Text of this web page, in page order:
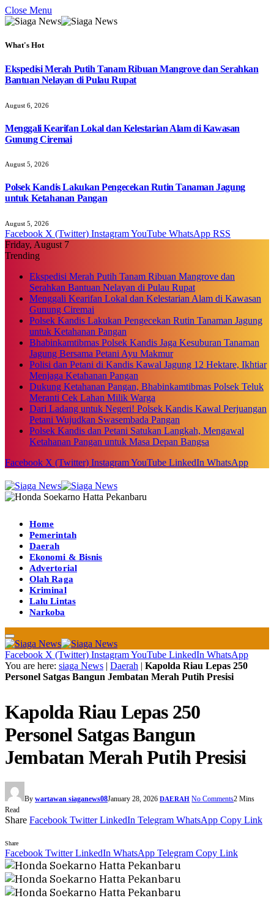
Close Menu
What's Hot
Ekspedisi Merah Putih Tanam Ribuan Mangrove dan Serahkan
Bantuan Nelayan di Pulau Rupat
August 6, 2026
Menggali Kearifan Lokal dan Kelestarian Alam di Kawasan
Gunung Ciremai
August 5, 2026
Polsek Kandis Lakukan Pengecekan Rutin Tanaman Jagung
untuk Ketahanan Pangan
August 5, 2026
Facebook X (Twitter) InstagramYouTube WhatsApp RSS
Friday, August 7
Trending
Ekspedisi Merah Putih Tanam Ribuan Mangrove dan
Serahkan Bantuan Nelayan di Pulau Rupat
Menggali Kearifan Lokal dan Kelestarian Alam di Kawasan
Gunung Ciremai
Polsek Kandis Lakukan Pengecekan Rutin Tanaman Jagung
untuk Ketahanan Pangan
Bhabinkamtibmas Polsek Kandis Jaga Kesuburan Tanaman
Jagung Bersama Petani Ayu Makmur
Polisi dan Petani di Kandis Kawal Jagung 12 Hektare, Ikhtiar
Menjaga Ketahanan Pangan
Dukung Ketahanan Pangan, Bhabinkamtibmas Polsek Teluk
Meranti Cek Lahan Milik Warga
Dari Ladang untuk Negeri! Polsek Kandis Kawal Perjuangan
Petani Wujudkan Swasembada Pangan
Polsek Kandis dan Petani Satukan Langkah, Mengawal
Ketahanan Pangan untuk Masa Depan Bangsa
Facebook X (Twitter) InstagramYouTube LinkedIn WhatsApp
Home
Pemerintah
Daerah
Ekonomi & Bisnis
Advertorial
Olah Raga
Kriminal
Lalu Lintas
Narkoba
Facebook X (Twitter) InstagramYouTube LinkedIn WhatsApp
You are here: siaga News | Daerah | Kapolda Riau Lepas 250
Personel Satgas Bangun Jembatan Merah Putih Presisi
Kapolda Riau Lepas 250
Personel Satgas Bangun
Jembatan Merah Putih Presisi
By wartawan siaganews08January 28, 2026 DAERAH No Comments2 Mins
Read
Share Facebook Twitter LinkedIn Telegram WhatsApp Copy Link
Share
Facebook Twitter LinkedIn WhatsApp Telegram Copy Link